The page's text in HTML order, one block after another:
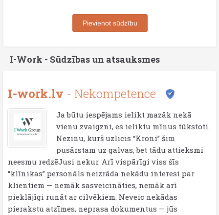
Pievienot sūdzību
I-Work - Sūdzības un atsauksmes
I-work.lv - Nekompetence
Ja būtu iespējams ielikt mazāk nekā
vienu zvaigzni, es ieliktu mīnus tūkstoti.
Nezinu, kurš uzlicis “Kroni” šim
pusārstam uz galvas, bet tādu attieksmi
neesmu redzēJusi nekur. Arī vispārīgi viss šīs
“klīnikas” personāls neizrāda nekādu interesi par
klientiem — nemāk sasveicināties, nemāk arī
pieklājīgi runāt ar cilvēkiem. Neveic nekādas
pierakstu atzīmes, neprasa dokumentus — jūs